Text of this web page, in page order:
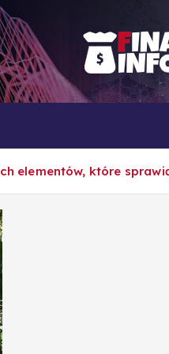
To i owo o
elementów, które